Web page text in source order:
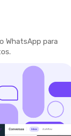
WhatsApp para